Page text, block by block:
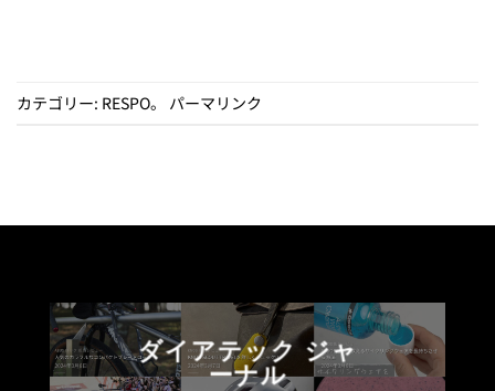
カテゴリー: RESPO。 パーマリンク
ダイアテック ジャ
ーナル